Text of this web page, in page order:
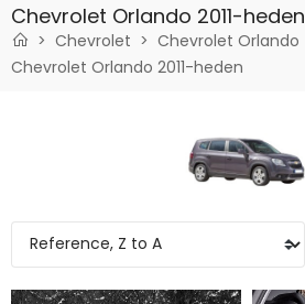
Chevrolet Orlando 2011-heden
Chevrolet
Chevrolet Orlando
Chevrolet Orlando 2011-heden